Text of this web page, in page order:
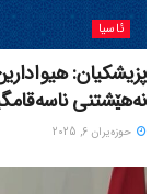
ئاسیا
پزیشکیان:
نەهێشتنی
حوزه‌یران 6, 2025